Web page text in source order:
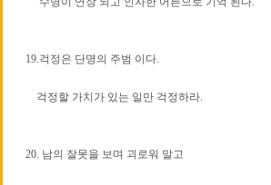
19.걱정은 단명의 주범 이다.
걱정할 가치가 있는 일만 걱정하라.
20. 남의 잘못을 보며 괴로워 말고